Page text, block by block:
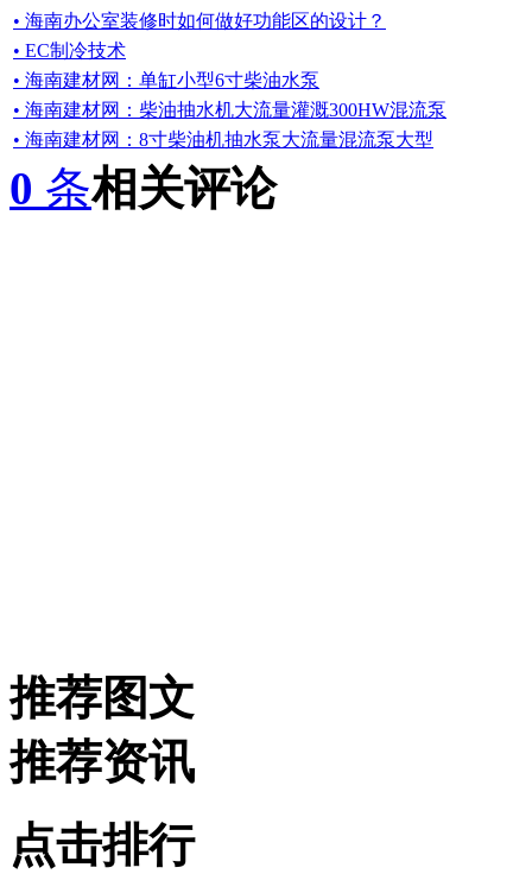
• 海南办公室装修时如何做好功能区的设计？
• EC制冷技术
• 海南建材网：单缸小型6寸柴油水泵
• 海南建材网：柴油抽水机大流量灌溉300HW混流泵
• 海南建材网：8寸柴油机抽水泵大流量混流泵大型
0 条相关评论
推荐图文
推荐资讯
点击排行